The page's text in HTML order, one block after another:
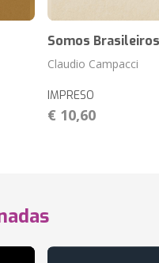
Somos Brasileiros
Claudio Campacci
IMPRESO
€ 10,60